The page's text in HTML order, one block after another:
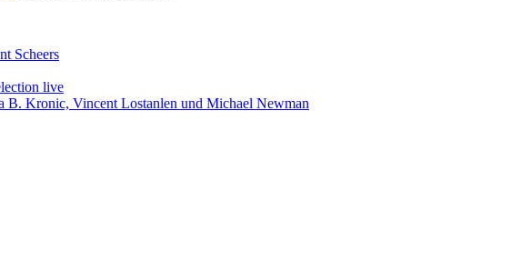
Scheers
live
Kronic, Vincent Lostanlen und Michael Newman